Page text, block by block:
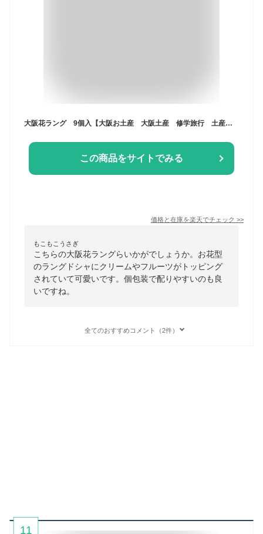
大阪花ラング 9個入【大阪お土産 大阪土産 修学旅行 土産 大阪 お土産 大阪人気】
この商品をサイトでみる
価格と在庫を楽天でチェック >>
もこもこうさぎ
こちらの大阪花ラングらいかがでしょうか。お花型
のラングドシャにクリームやフルーツがトッピング
されていて可愛いです。個包装で配りやすいのも良
いですね。
全てのおすすめコメント（2件）
11